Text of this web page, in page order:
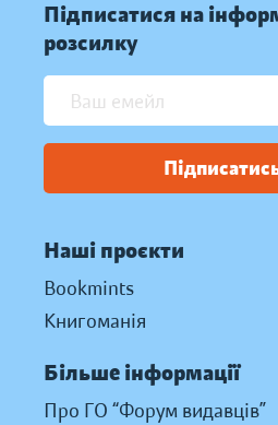
Підписатися на
розсилку
Наші проєкти
Bookmints
Книгоманія
Більше інформації
Про ГО “Форум видавців”